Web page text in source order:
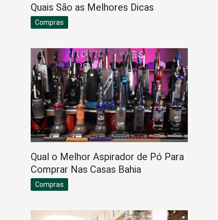
Quais São as Melhores Dicas
Compras
Qual o Melhor Aspirador de Pó Para
Comprar Nas Casas Bahia
Compras